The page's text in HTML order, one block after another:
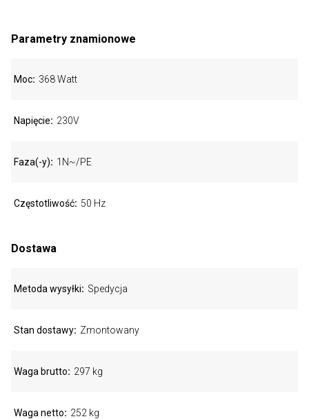
Parametry znamionowe
Moc 368 Watt
Napięcie 230V
Faza(-y) 1N~/PE
Częstotliwość 50 Hz
Dostawa
Metoda wysyłki Spedycja
Stan dostawy Zmontowany
Waga brutto 297 kg
Waga netto 252 kg